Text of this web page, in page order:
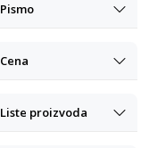
Pismo
Cena
Liste proizvoda